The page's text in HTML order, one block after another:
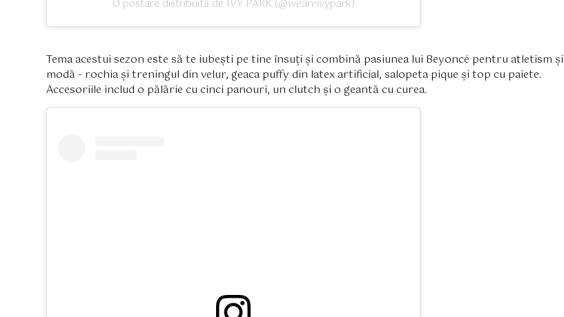
O postare distribuită de IVY PARK (@weareivypark)
Tema acestui sezon este să te iubești pe tine însuți și combină pasiunea lui Beyoncé pentru atletism și
modă - rochia și treningul din velur, geaca puffy din latex artificial, salopeta pique și top cu paiete.
Accesoriile includ o pălărie cu cinci panouri, un clutch și o geantă cu curea.